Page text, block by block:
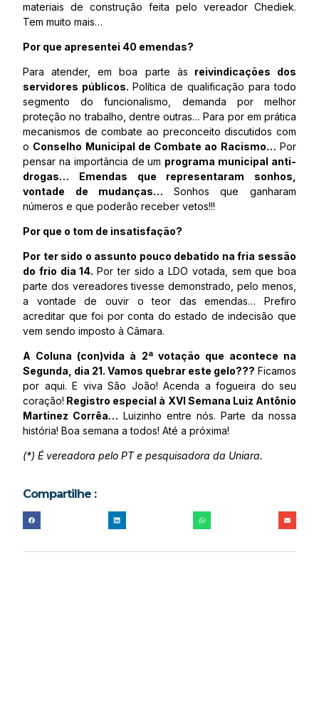
materiais de construção feita pelo vereador Chediek.
Tem muito mais…
Por que apresentei 40 emendas?
Para atender, em boa parte às reivindicações dos
servidores públicos. Política de qualificação para todo
segmento do funcionalismo, demanda por melhor
proteção no trabalho, dentre outras… Para por em prática
mecanismos de combate ao preconceito discutidos com
o Conselho Municipal de Combate ao Racismo… Por
pensar na importância de um programa municipal anti-
drogas… Emendas que representaram sonhos,
vontade de mudanças… Sonhos que ganharam
números e que poderão receber vetos!!!
Por que o tom de insatisfação?
Por ter sido o assunto pouco debatido na fria sessão
do frio dia 14. Por ter sido a LDO votada, sem que boa
parte dos vereadores tivesse demonstrado, pelo menos,
a vontade de ouvir o teor das emendas… Prefiro
acreditar que foi por conta do estado de indecisão que
vem sendo imposto à Câmara.
A Coluna (con)vida à 2ª votação que acontece na
Segunda, dia 21. Vamos quebrar este gelo??? Ficamos
por aqui. E viva São João! Acenda a fogueira do seu
coração! Registro especial à XVI Semana Luiz Antônio
Martinez Corrêa… Luizinho entre nós. Parte da nossa
história! Boa semana a todos! Até a próxima!
(*) É vereadora pelo PT e pesquisadora da Uniara.
Compartilhe :